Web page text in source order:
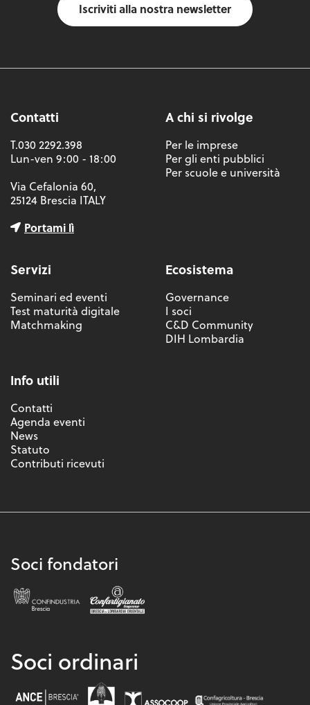
Iscriviti alla nostra newsletter
Contatti
T.030 2292.398
Lun-ven 9:00 - 18:00
Via Cefalonia 60,
25124 Brescia ITALY
Portami lì
A chi si rivolge
Per le imprese
Per gli enti pubblici
Per scuole e università
Servizi
Seminari ed eventi
Test maturità digitale
Matchmaking
Ecosistema
Governance
I soci
C&D Community
DIH Lombardia
Info utili
Contatti
Agenda eventi
News
Statuto
Contributi ricevuti
Soci fondatori
Soci ordinari